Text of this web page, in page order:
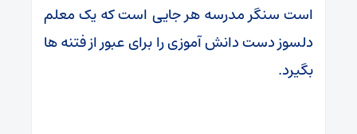
است سنگر مدرسه هر جایی است که یک معلم
دلسوز دست دانش‌ آموزی را برای عبور از فتنه‌ ها
بگیرد.